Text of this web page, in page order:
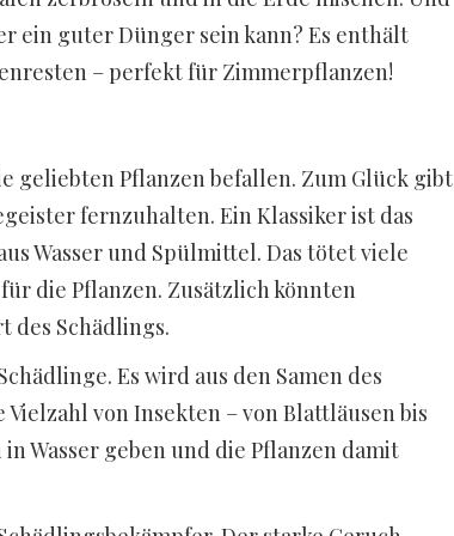
ein guter Dünger sein kann? Es enthält
– perfekt für Zimmerpflanzen!
geliebten Pflanzen befallen. Zum Glück gibt
fernzuhalten. Ein Klassiker ist das
Wasser und Spülmittel. Das tötet viele
die Pflanzen. Zusätzlich könnten
des Schädlings.
Es wird aus den Samen des
von Insekten – von Blattläusen bis
Wasser geben und die Pflanzen damit